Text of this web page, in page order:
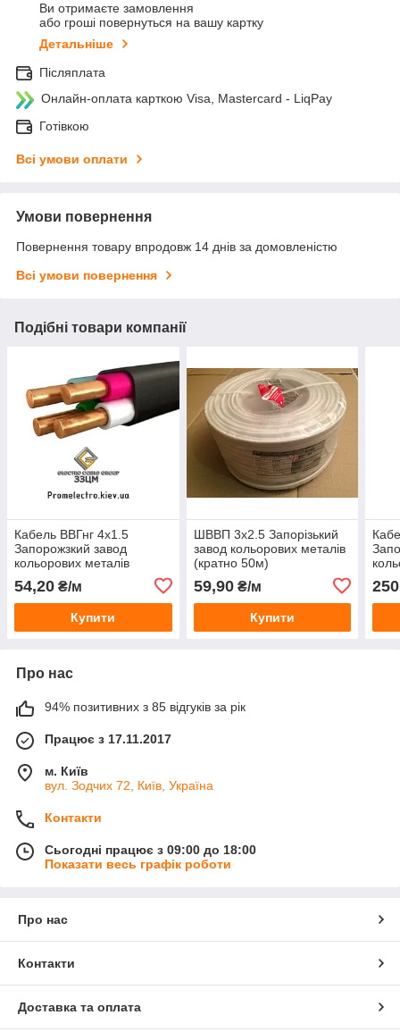
Ви отримаєте замовлення
або гроші повернуться на вашу картку
Детальніше
Післяплата
Онлайн-оплата карткою Visa, Mastercard - LiqPay
Готівкою
Всі умови оплати
Умови повернення
Повернення товару впродовж 14 днів за домовленістю
Всі умови повернення
Подібні товари компанії
Кабель ВВГнг 4х1.5
Запорожзкий завод
кольорових металів
54,20 ₴/м
Купити
ШВВП 3х2.5 Запорізький
завод кольорових металів
(кратно 50м)
59,90₴/м
Купити
Про нас
94% позитивних з 85 відгуків за рік
Працює з 17.11.2017
м. Київ
вул. Зодчих 72, Київ, Україна
Контакти
Сьогодні працює з 09:00 до 18:00
Показати весь графік роботи
Про нас
Контакти
Доставка та оплата